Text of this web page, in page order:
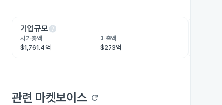
기업규모help
시가총액
$1,761.4억
매출액
$273억
관련 마켓보이스 refresh